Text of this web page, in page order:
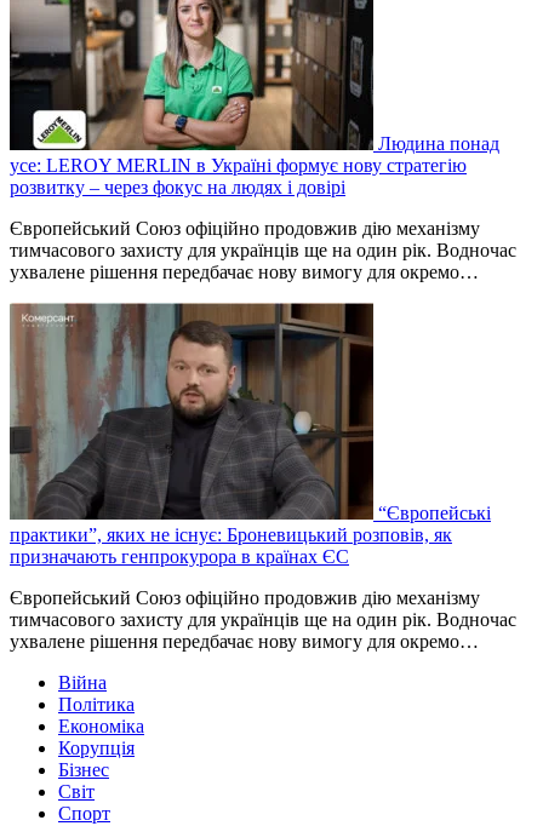
Людина понад
усе: LEROY MERLIN в Україні формує нову стратегію
розвитку – через фокус на людях і довірі
Європейський Союз офіційно продовжив дію механізму
тимчасового захисту для українців ще на один рік. Водночас
ухвалене рішення передбачає нову вимогу для окремо…
“Європейські
практики”, яких не існує: Броневицький розповів, як
призначають генпрокурора в країнах ЄС
Європейський Союз офіційно продовжив дію механізму
тимчасового захисту для українців ще на один рік. Водночас
ухвалене рішення передбачає нову вимогу для окремо…
Війна
Політика
Економіка
Корупція
Бізнес
Світ
Спорт